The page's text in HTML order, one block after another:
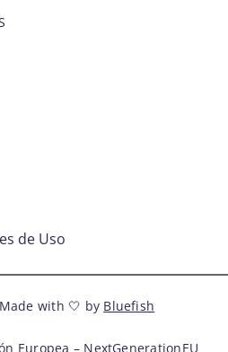
de Uso
with 🤍 by Bluefish
Europea – NextGenerationEU